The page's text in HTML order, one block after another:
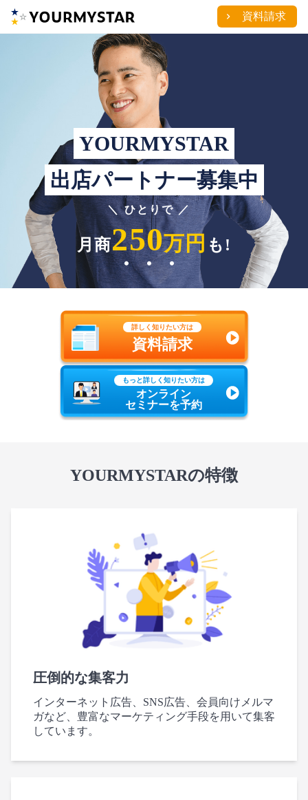
chevron_right 資料請求
YOURMYSTAR
出店パートナー募集中
月商250
＼ ひとりで ／
・・・
万円 も!
詳しく知りたい方は
資料請求
もっと詳しく知りたい方は
オンライン
セミナーを予約
YOURMYSTARの特徴
圧倒的な集客力
インターネット広告、SNS広告、会員向けメルマ
ガなど、豊富なマーケティング手段を用いて集客
しています。